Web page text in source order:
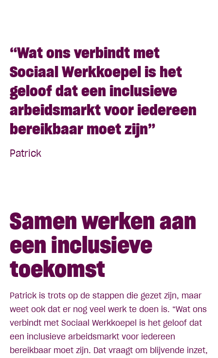
“Wat ons verbindt met
Sociaal Werkkoepel is het
geloof dat een inclusieve
arbeidsmarkt voor iedereen
bereikbaar moet zijn”
Patrick
Samen werken aan
een inclusieve
toekomst
Patrick is trots op de stappen die gezet zijn, maar
weet ook dat er nog veel werk te doen is. “Wat ons
verbindt met Sociaal Werkkoepel is het geloof dat
een inclusieve arbeidsmarkt voor iedereen
bereikbaar moet zijn. Dat vraagt om blijvende inzet,